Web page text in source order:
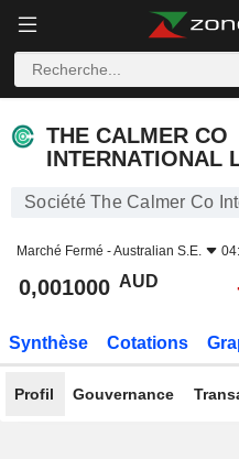
THE CALMER CO
INTERNATIONAL
Société The Calmer Co
Marché Fermé -Australian S.E.
0,001000 AUD
Synthèse Cotations
Profil Gouvernance